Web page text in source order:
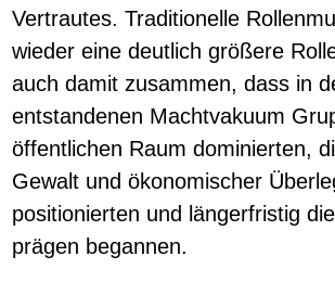
Vertrautes. Traditionelle
wieder eine deutlich größere
auch damit zusammen, dass in
entstandenen Machtvakuum
öffentlichen Raum dominierten,
Gewalt und ökonomischer
positionierten und längerfristig
prägen begannen.